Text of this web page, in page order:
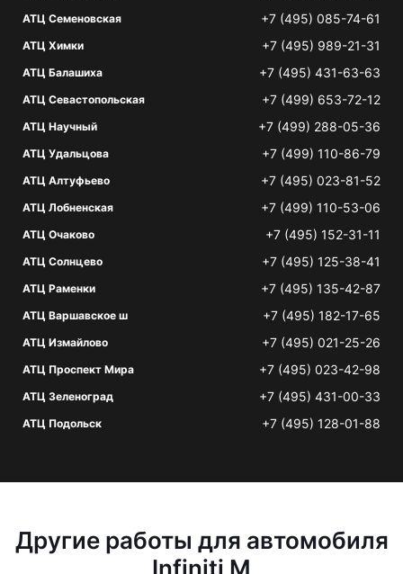
АТЦ Семеновская +7 (495) 085-74-61
АТЦ Химки +7 (495) 989-21-31
АТЦ Балашиха +7 (495) 431-63-63
АТЦ Севастопольская +7 (499) 653-72-12
АТЦ Научный +7 (499) 288-05-36
АТЦ Удальцова +7 (499) 110-86-79
АТЦ Алтуфьево +7 (495) 023-81-52
АТЦ Лобненская +7 (499) 110-53-06
АТЦ Очаково +7 (495) 152-31-11
АТЦ Солнцево +7 (495) 125-38-41
АТЦ Раменки +7 (495) 135-42-87
АТЦ Варшавское ш +7 (495) 182-17-65
АТЦ Измайлово +7 (495) 021-25-26
АТЦ Проспект Мира +7 (495) 023-42-98
АТЦ Зеленоград +7 (495) 431-00-33
АТЦ Подольск +7 (495) 128-01-88
Другие работы для автомобиля
Infiniti M